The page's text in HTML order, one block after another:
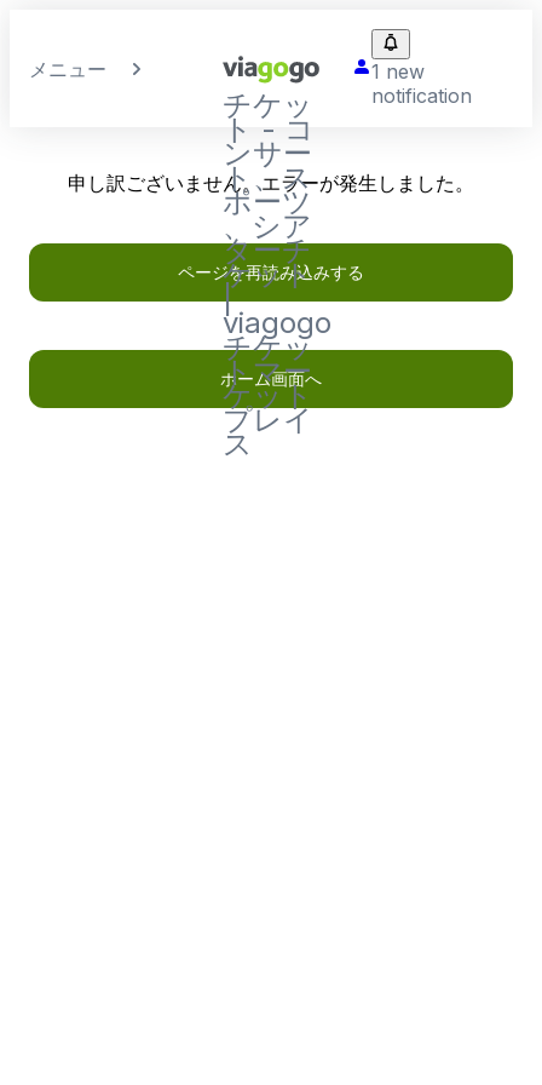
メニュー
チケッ
ト - コ
ンサー
ト、ス
ポーツ
、シア
ターチ
ケット
|
viagogo
チケッ
トマー
ケット
プレイ
ス
1 new
notification
申し訳ございません。エラーが発生しました。
ページを再読み込みする
ホーム画面へ